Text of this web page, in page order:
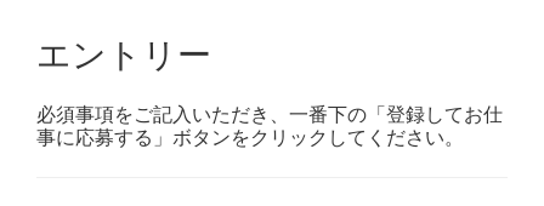
エントリー
必須事項をご記入いただき、一番下の「登録してお仕
事に応募する」ボタンをクリックしてください。